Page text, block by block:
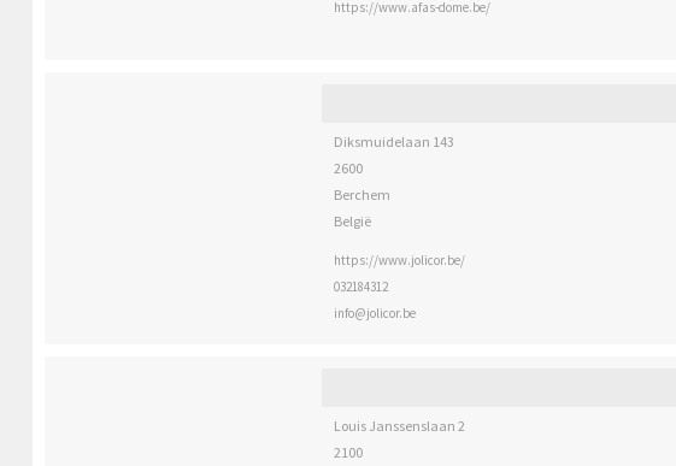
https://www.afas-dome.be/
Diksmuidelaan 143
2600
Berchem
België
https://www.jolicor.be/
032184312
info@jolicor.be
Louis Janssenslaan 2
2100